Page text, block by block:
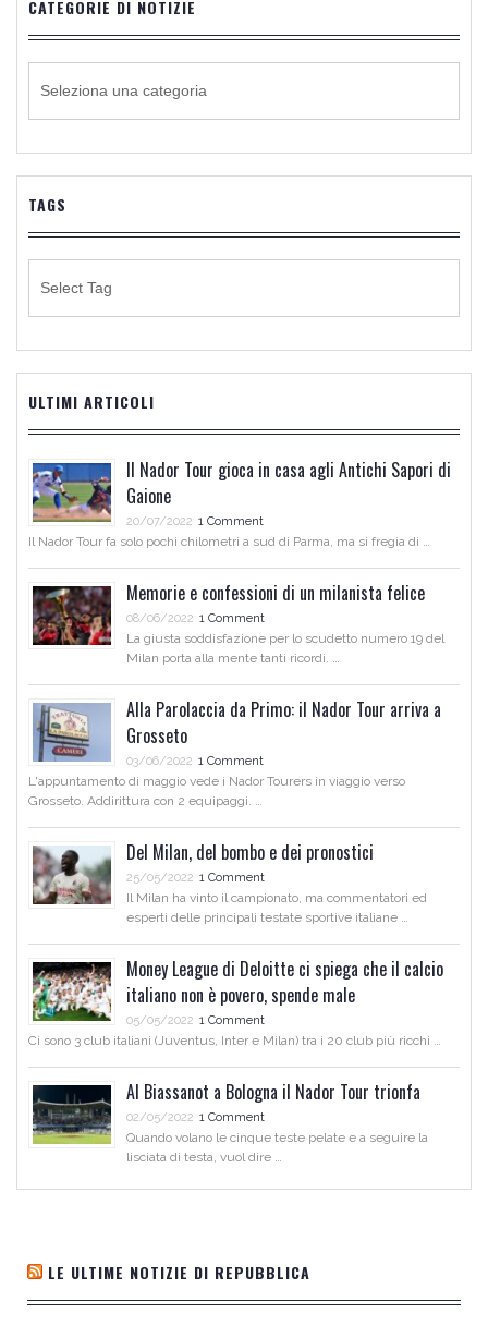
CATEGORIE DI NOTIZIE
NOTIZIE
TAGS
ULTIMI ARTICOLI
Il Nador Tour gioca in casa agli Antichi Sapori di
Gaione
20/07/2022 1 Comment
Il Nador Tour fa solo pochi chilometri a sud di Parma, ma si fregia di …
Memorie e confessioni di un milanista felice
08/06/2022 1 Comment
La giusta soddisfazione per lo scudetto numero 19 del
Milan porta alla mente tanti ricordi. …
Alla Parolaccia da Primo: il Nador Tour arriva a
Grosseto
03/06/2022 1 Comment
L'appuntamento di maggio vede i Nador Tourers in viaggio verso
Grosseto. Addirittura con 2 equipaggi. …
Del Milan, del bombo e dei pronostici
25/05/2022 1 Comment
Il Milan ha vinto il campionato, ma commentatori ed
esperti delle principali testate sportive italiane …
Money League di Deloitte ci spiega che il calcio
italiano non è povero, spende male
05/05/2022 1 Comment
Ci sono 3 club italiani (Juventus, Inter e Milan) tra i 20 club più ricchi …
Al Biassanot a Bologna il Nador Tour trionfa
02/05/2022 1 Comment
Quando volano le cinque teste pelate e a seguire la
lisciata di testa, vuol dire …
LE ULTIME NOTIZIE DI REPUBBLICA